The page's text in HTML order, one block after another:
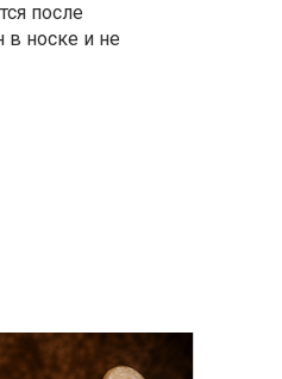
после
в носке и не